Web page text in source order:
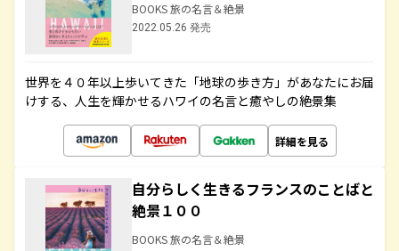
BOOKS 旅の名言＆絶景
2022.05.26 発売
世界を４０年以上歩いてきた「地球の歩き方」があなたにお届
けする、人生を輝かせるハワイの名言と癒やしの絶景集
詳細を見る
自分らしく生きるフランスのことばと
絶景１００
BOOKS 旅の名言＆絶景